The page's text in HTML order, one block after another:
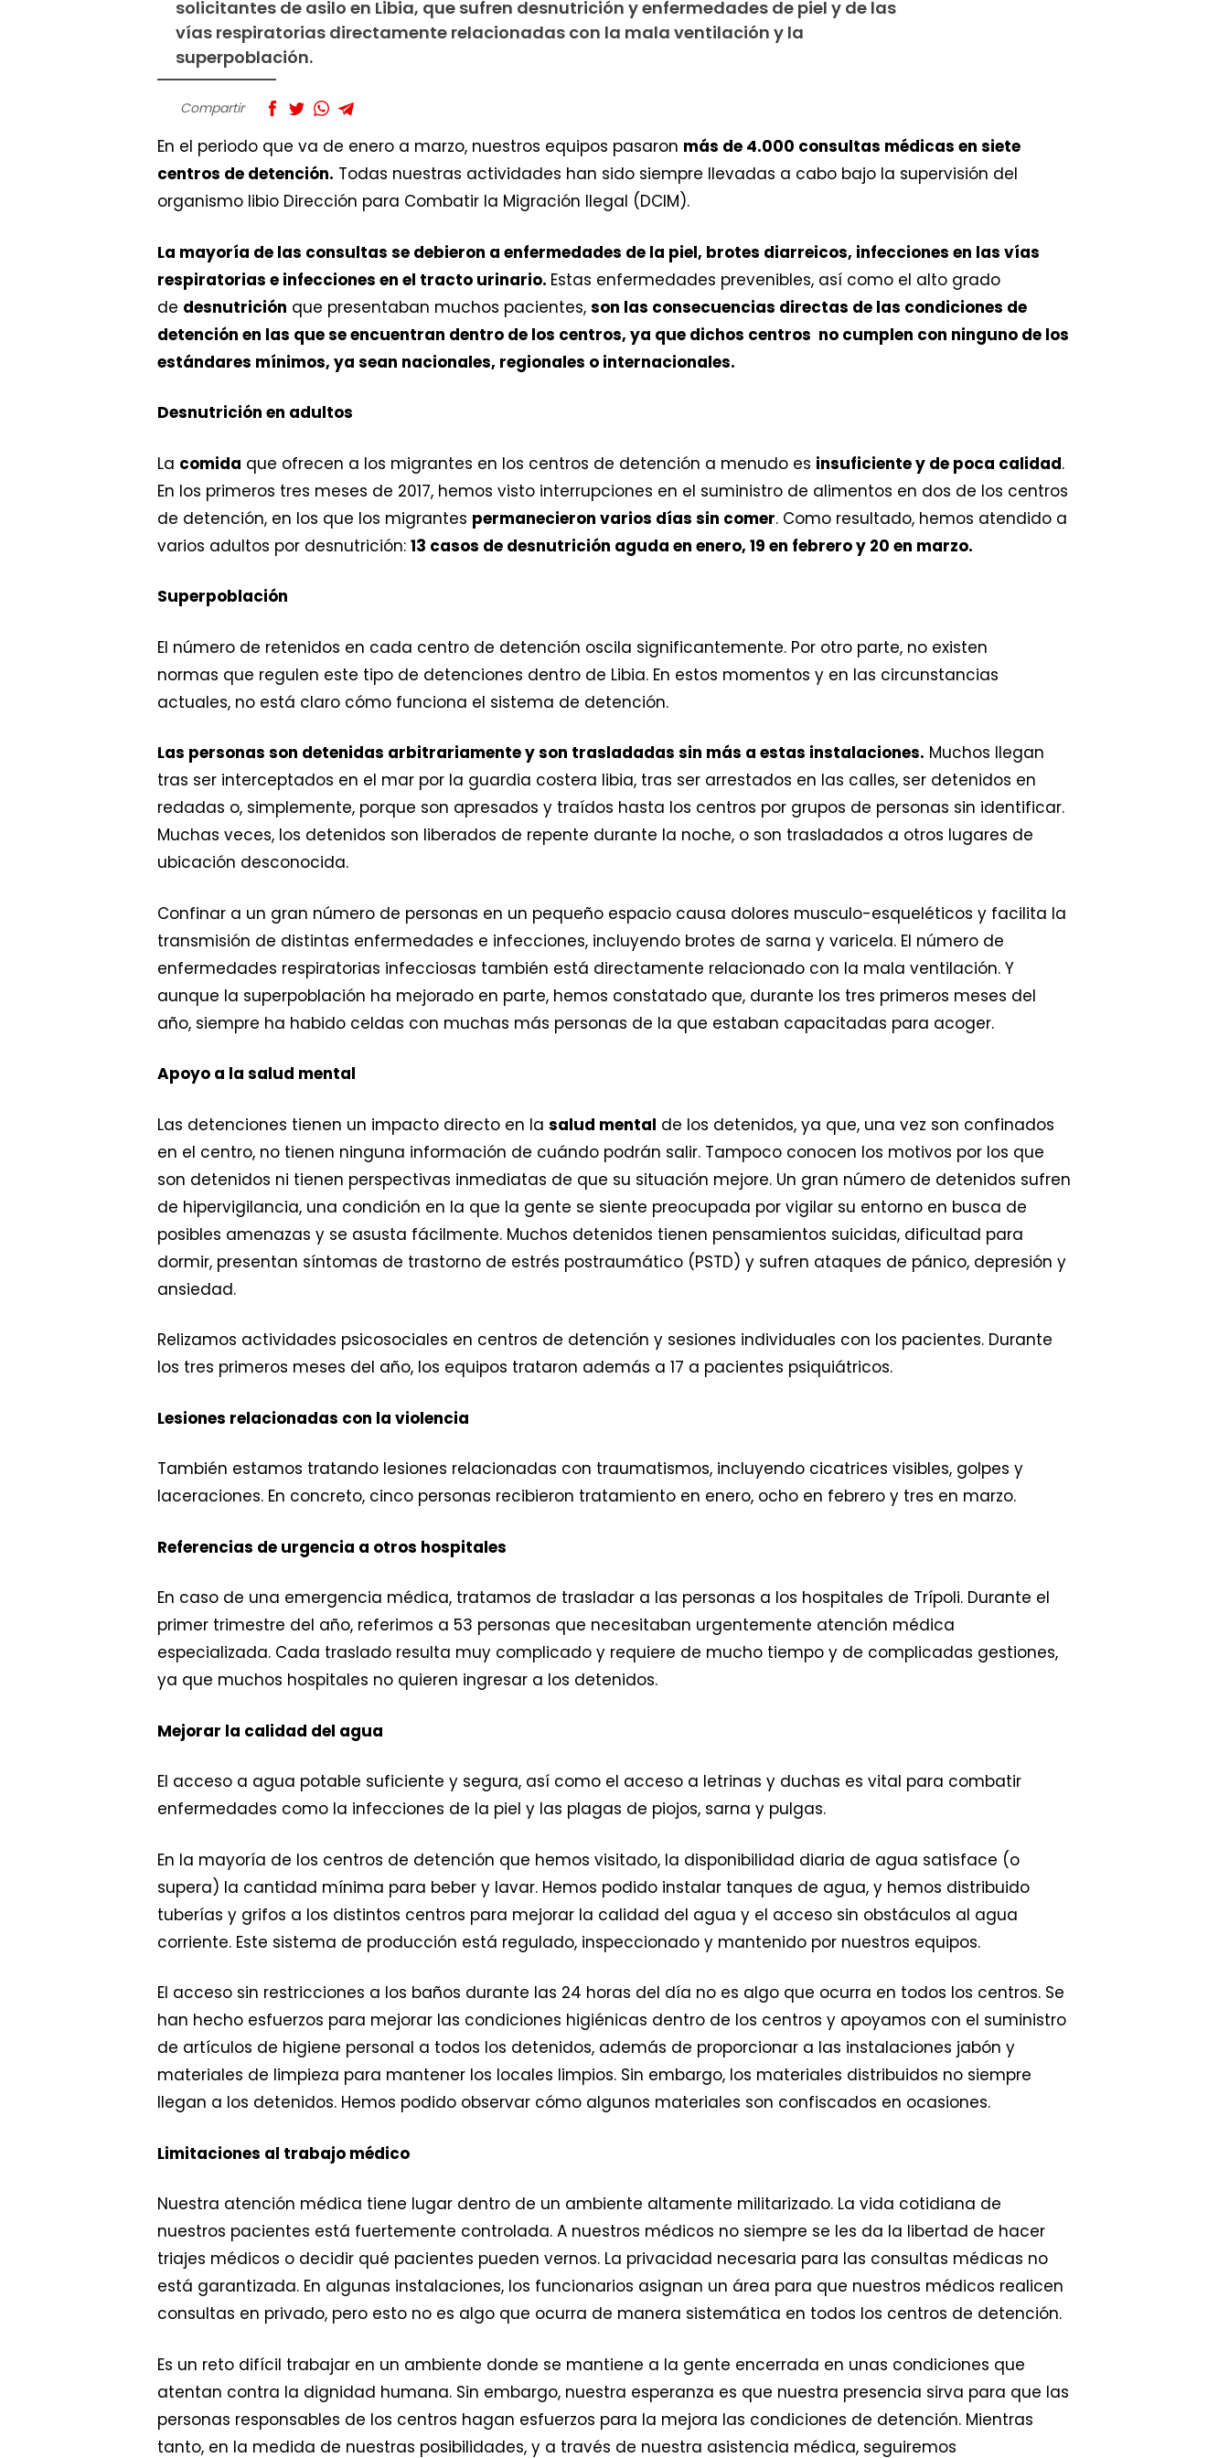
solicitantes de asilo en Libia, que sufren desnutrición y enfermedades de piel y de las
vías respiratorias directamente relacionadas con la mala ventilación y la
superpoblación.
Compartir
En el periodo que va de enero a marzo, nuestros equipos pasaron más de 4.000 consultas médicas en siete
centros de detención. Todas nuestras actividades han sido siempre llevadas a cabo bajo la supervisión del
organismo libio Dirección para Combatir la Migración Ilegal (DCIM).
La mayoría de las consultas se debieron a enfermedades de la piel, brotes diarreicos, infecciones en las vías
respiratorias e infecciones en el tracto urinario. Estas enfermedades prevenibles, así como el alto grado
de desnutrición que presentaban muchos pacientes, son las consecuencias directas de las condiciones de
detención en las que se encuentran dentro de los centros, ya que dichos centros no cumplen con ninguno de los
estándares mínimos, ya sean nacionales, regionales o internacionales.
Desnutrición en adultos
La comida que ofrecen a los migrantes en los centros de detención a menudo es insuficiente y de poca calidad.
En los primeros tres meses de 2017, hemos visto interrupciones en el suministro de alimentos en dos de los centros
de detención, en los que los migrantes permanecieron varios días sin comer. Como resultado, hemos atendido a
varios adultos por desnutrición: 13 casos de desnutrición aguda en enero, 19 en febrero y 20 en marzo.
Superpoblación
El número de retenidos en cada centro de detención oscila significantemente. Por otro parte, no existen
normas que regulen este tipo de detenciones dentro de Libia. En estos momentos y en las circunstancias
actuales, no está claro cómo funciona el sistema de detención.
Las personas son detenidas arbitrariamente y son trasladadas sin más a estas instalaciones. Muchos llegan
tras ser interceptados en el mar por la guardia costera libia, tras ser arrestados en las calles, ser detenidos en
redadas o, simplemente, porque son apresados y traídos hasta los centros por grupos de personas sin identificar.
Muchas veces, los detenidos son liberados de repente durante la noche, o son trasladados a otros lugares de
ubicación desconocida.
Confinar a un gran número de personas en un pequeño espacio causa dolores musculo-esqueléticos y facilita la
transmisión de distintas enfermedades e infecciones, incluyendo brotes de sarna y varicela. El número de
enfermedades respiratorias infecciosas también está directamente relacionado con la mala ventilación. Y
aunque la superpoblación ha mejorado en parte, hemos constatado que, durante los tres primeros meses del
año, siempre ha habido celdas con muchas más personas de la que estaban capacitadas para acoger.
Apoyo a la salud mental
Las detenciones tienen un impacto directo en la salud mental de los detenidos, ya que, una vez son confinados
en el centro, no tienen ninguna información de cuándo podrán salir. Tampoco conocen los motivos por los que
son detenidos ni tienen perspectivas inmediatas de que su situación mejore. Un gran número de detenidos sufren
de hipervigilancia, una condición en la que la gente se siente preocupada por vigilar su entorno en busca de
posibles amenazas y se asusta fácilmente. Muchos detenidos tienen pensamientos suicidas, dificultad para
dormir, presentan síntomas de trastorno de estrés postraumático (PSTD) y sufren ataques de pánico, depresión y
ansiedad.
Relizamos actividades psicosociales en centros de detención y sesiones individuales con los pacientes. Durante
los tres primeros meses del año, los equipos trataron además a 17 a pacientes psiquiátricos.
Lesiones relacionadas con la violencia
También estamos tratando lesiones relacionadas con traumatismos, incluyendo cicatrices visibles, golpes y
laceraciones. En concreto, cinco personas recibieron tratamiento en enero, ocho en febrero y tres en marzo.
Referencias de urgencia a otros hospitales
En caso de una emergencia médica, tratamos de trasladar a las personas a los hospitales de Trípoli. Durante el
primer trimestre del año, referimos a 53 personas que necesitaban urgentemente atención médica
especializada. Cada traslado resulta muy complicado y requiere de mucho tiempo y de complicadas gestiones,
ya que muchos hospitales no quieren ingresar a los detenidos.
Mejorar la calidad del agua
El acceso a agua potable suficiente y segura, así como el acceso a letrinas y duchas es vital para combatir
enfermedades como la infecciones de la piel y las plagas de piojos, sarna y pulgas.
En la mayoría de los centros de detención que hemos visitado, la disponibilidad diaria de agua satisface (o
supera) la cantidad mínima para beber y lavar. Hemos podido instalar tanques de agua, y hemos distribuido
tuberías y grifos a los distintos centros para mejorar la calidad del agua y el acceso sin obstáculos al agua
corriente. Este sistema de producción está regulado, inspeccionado y mantenido por nuestros equipos.
El acceso sin restricciones a los baños durante las 24 horas del día no es algo que ocurra en todos los centros. Se
han hecho esfuerzos para mejorar las condiciones higiénicas dentro de los centros y apoyamos con el suministro
de artículos de higiene personal a todos los detenidos, además de proporcionar a las instalaciones jabón y
materiales de limpieza para mantener los locales limpios. Sin embargo, los materiales distribuidos no siempre
llegan a los detenidos. Hemos podido observar cómo algunos materiales son confiscados en ocasiones.
Limitaciones al trabajo médico
Nuestra atención médica tiene lugar dentro de un ambiente altamente militarizado. La vida cotidiana de
nuestros pacientes está fuertemente controlada. A nuestros médicos no siempre se les da la libertad de hacer
triajes médicos o decidir qué pacientes pueden vernos. La privacidad necesaria para las consultas médicas no
está garantizada. En algunas instalaciones, los funcionarios asignan un área para que nuestros médicos realicen
consultas en privado, pero esto no es algo que ocurra de manera sistemática en todos los centros de detención.
Es un reto difícil trabajar en un ambiente donde se mantiene a la gente encerrada en unas condiciones que
atentan contra la dignidad humana. Sin embargo, nuestra esperanza es que nuestra presencia sirva para que las
personas responsables de los centros hagan esfuerzos para la mejora las condiciones de detención. Mientras
tanto, en la medida de nuestras posibilidades, y a través de nuestra asistencia médica, seguiremos